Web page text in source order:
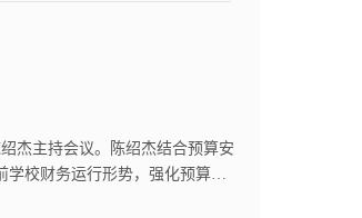
杰主持会议。陈绍杰结合预算安
学校财务运行形势，强化预算刚